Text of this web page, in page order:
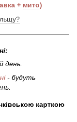
+ мито)
день.
- будуть
карткою